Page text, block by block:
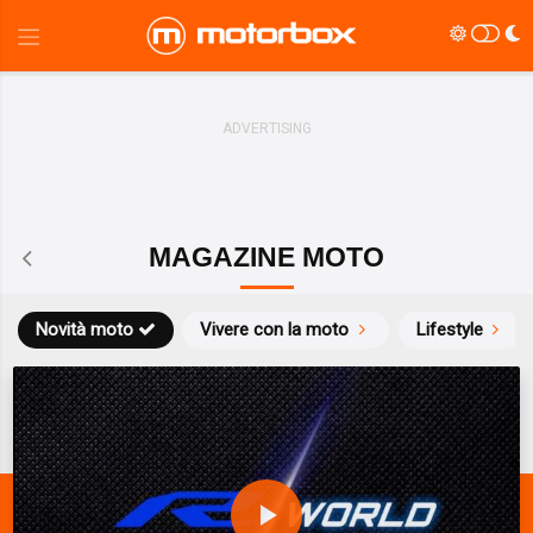
MAGAZINE MOTO
Novità moto Vivere con la moto Lifestyle